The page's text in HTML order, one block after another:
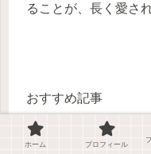
ることが、長く愛さ
おすすめ記事
NHK紅白歌合戦 白組
ホーム プロフィール